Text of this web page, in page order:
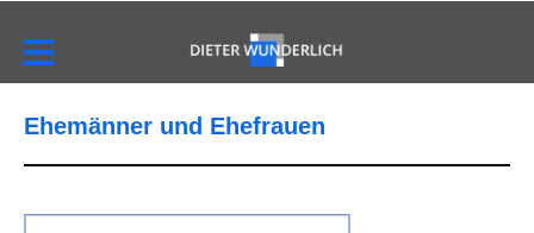
Ehemänner und Ehefrauen